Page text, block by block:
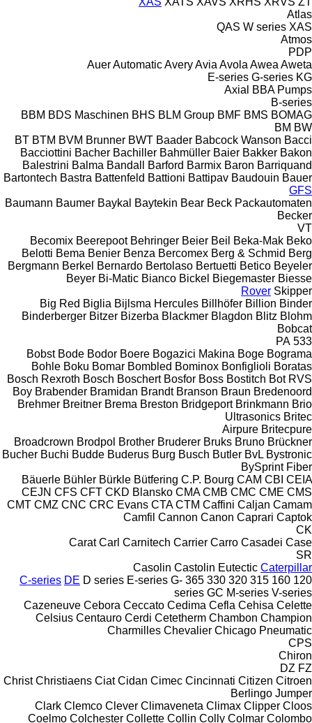
Atlas
QAS W series XAS
Atmos
PDP
AuerAutomaticAveryAvia Avola Awea Aweta
E-series G-series KG
Axial
BBA Pumps
B-series
BBM BDS Maschinen BHS BLM Group BMF BMS BOMAG
BM BW
BT BTM BVM Brunner BWT Baader Babcock Wanson Bacci
Bacciottini Bacher Bachiller Bahmüller Baier Bakker Bakon
Balestrini Balma Bandall Barford Barmix Baron Barriquand
Bartontech Bastra Battenfeld Battioni Battipav Baudouin Bauer
GFS
Baumann Baumer Baykal Baytekin Bear Beck Packautomaten
Becker
VT
Becomix Beerepoot Behringer Beier Beil Beka-Mak Beko
Belotti Bema Benier Benza Bercomex Berg & Schmid Berg
Bergmann Berkel Bernardo Bertolaso Bertuetti Betico Beyeler
Beyer Bi-Matic Bianco Bickel Biegemaster Biesse
Rover Skipper
Big Red Biglia Bijlsma Hercules Billhöfer Billion Binder
Binderberger Bitzer Bizerba Blackmer Blagdon Blitz Blohm
Bobcat
533
PA
Bobst Bode Bodor Boere Bogazici Makina Boge Bograma
Bohle Boku Bomar Bombled Bominox Bonfiglioli Boratas
Bosch Rexroth Bosch Boschert Bosfor Boss Bostitch Bot RVS
Boy Brabender Bramidan Brandt Branson Braun Bredenoord
Brehmer Breitner Brema Breston Bridgeport Brinkmann Brio
Ultrasonics Britec
Airpure Britecpure
Broadcrown Brodpol Brother Bruderer Bruks Bruno Brückner
Bucher Buchi Budde Buderus Burg Busch Butler BvL Bystronic
BySprint Fiber
Bäuerle Bühler Bürkle Bütfering C.P. Bourg CAM CBI CEIA
CEJN CFS CFT CKD Blansko CMA CMB CMC CME CMS
CMT CMZ CNC CRC Evans CTA CTM Caffini Caljan Camam
Camfil Cannon Canon Caprari Captok
CK
Carat Carl Carnitech Carrier Carro Casadei Case
SR
Casolin Castolin Eutectic Caterpillar
120
160
315
320
330
365
C-series DE D series E-series G-
series GC M-series V-series
Cazeneuve Cebora Ceccato Cedima Cefla Cehisa Celette
Celsius Centauro Cerdi Cetetherm Chambon Champion
Charmilles Chevalier Chicago Pneumatic
CPS
Chiron
DZ FZ
Christ Christiaens Ciat Cidan Cimec Cincinnati Citizen Citroen
Berlingo Jumper
Clark Clemco Clever Climaveneta Climax Clipper Cloos
Coelmo Colchester Collette Collin Colly Colmar Colombo